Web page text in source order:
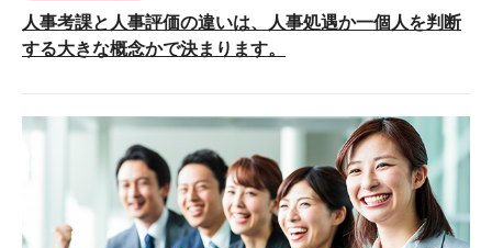
人事考課と人事評価の違いは、人事処遇か一個人を判断
する大きな概念かで決まります。